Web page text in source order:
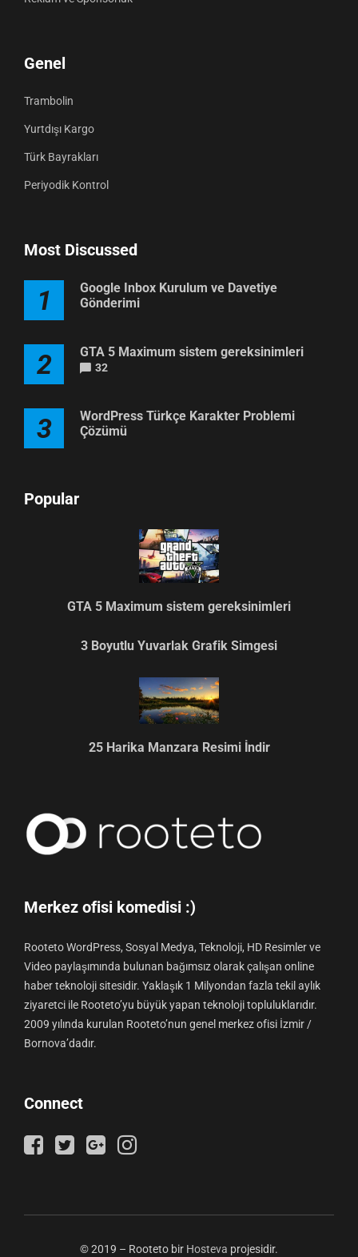
Genel
Trambolin
Yurtdışı Kargo
Türk Bayrakları
Periyodik Kontrol
Most Discussed
1
Google Inbox Kurulum ve Davetiye
Gönderimi
2 GTA 5 Maximum sistem gereksinimleri
32
3
WordPress Türkçe Karakter Problemi
Çözümü
Popular
GTA 5 Maximum sistem gereksinimleri
3 Boyutlu Yuvarlak Grafik Simgesi
25 Harika Manzara Resimi İndir
Merkez ofisi komedisi :)
Rooteto WordPress, Sosyal Medya, Teknoloji, HD Resimler ve
Video paylaşımında bulunan bağımsız olarak çalışan online
haber teknoloji sitesidir. Yaklaşık 1 Milyondan fazla tekil aylık
ziyaretci ile Rooteto’yu büyük yapan teknoloji topluluklarıdır.
2009 yılında kurulan Rooteto’nun genel merkez ofisi İzmir /
Bornova’dadır.
Connect
© 2019 – Rooteto bir Hosteva projesidir.